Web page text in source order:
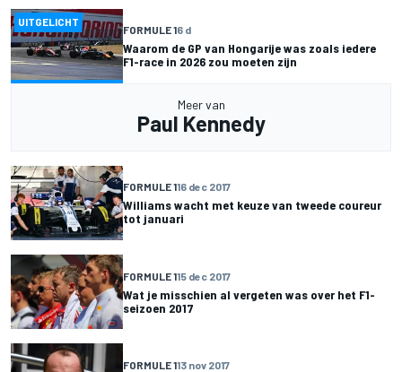
UITGELICHT
FORMULE 16 d
Waarom de GP van Hongarije was zoals iedere
F1-race in 2026 zou moeten zijn
Meer van
Paul Kennedy
FORMULE 116 dec 2017
Williams wacht met keuze van tweede coureur
tot januari
FORMULE 115 dec 2017
Wat je misschien al vergeten was over het F1-
seizoen 2017
FORMULE 113 nov 2017